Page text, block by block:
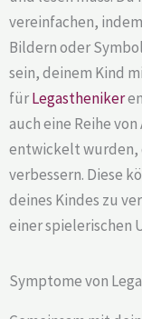
vereinfachen,
Bildern oder
sein, deinem Kind
fürLegastheniker
auch eine Reihe
entwickelt wurden,
verbessern. Diese
deines Kindes zu
einer spielerischen
Symptome von